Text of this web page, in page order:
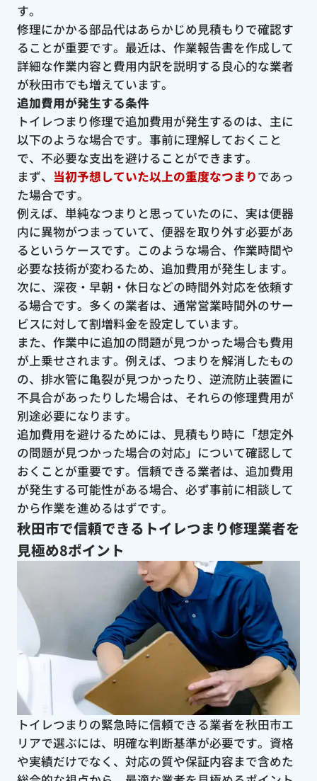
す。
修理にかかる部品代はあらかじめ見積もりで確認す
ることが重要です。最近は、作業報告書を作成して
詳細な作業内容と費用内訳を説明する良心的な業者
が秋田市でも増えています。
追加費用が発生する条件
トイレつまり修理で追加費用が発生するのは、主に
以下のような場合です。事前に理解しておくこと
で、不必要な支出を避けることができます。
まず、 当初予想していた以上の重度なつまりであっ
た場合です。
例えば、単純なつまりと思っていたのに、実は便器
内に異物がつまっていて、便器を取り外す必要があ
るというケースです。このような場合、作業時間や
必要な技術が変わるため、追加費用が発生します。
次に、深夜・早朝・休日などの時間外対応を依頼す
る場合です。多くの業者は、通常営業時間外のサー
ビスに対して割増料金を設定しています。
また、作業中に追加の問題が見つかった場合も費用
が上乗せされます。例えば、つまりを解消したもの
の、排水管に亀裂が見つかったり、逆流防止装置に
不具合があったりした場合は、それらの修理費用が
別途必要になります。
追加費用を避けるためには、見積もり時に「想定外
の問題が見つかった場合の対応」について確認して
おくことが重要です。信頼できる業者は、追加費用
が発生する可能性がある場合、必ず事前に相談して
から作業を進めるはずです。
秋田市で信頼できるトイレつまり修理業者を
見極め8ポイント
トイレつまりの緊急時に信頼できる業者を秋田市エ
リアで選ぶには、明確な判断基準が必要です。資格
や実績だけでなく、対応の質や保証内容まで含めた